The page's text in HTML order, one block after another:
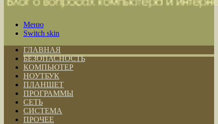
Меню
Switch skin
ГЛАВНАЯ
БЕЗОПАСНОСТЬ
КОМПЬЮТЕР
НОУТБУК
ПЛАНШЕТ
ПРОГРАММЫ
СЕТЬ
СИСТЕМА
ПРОЧЕЕ